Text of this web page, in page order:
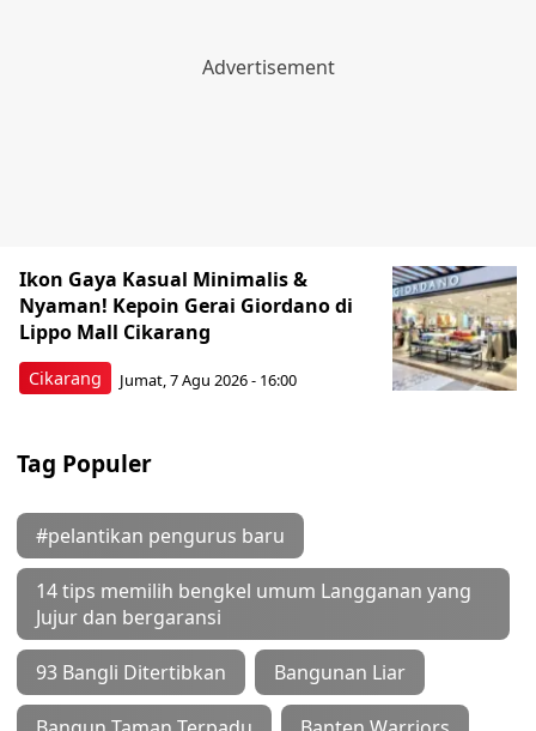
Cikarang
Ikon Gaya Kasual Minimalis &
Nyaman! Kepoin Gerai Giordano di
Lippo Mall Cikarang
Jumat, 7 Agu 2026 - 16:00
Tag Populer
#pelantikan pengurus baru
14 tips memilih bengkel umum Langganan yang
Jujur dan bergaransi
93 Bangli Ditertibkan Bangunan Liar